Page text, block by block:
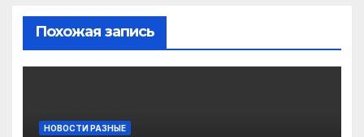
Похожая запись
НОВОСТИ РАЗНЫЕ